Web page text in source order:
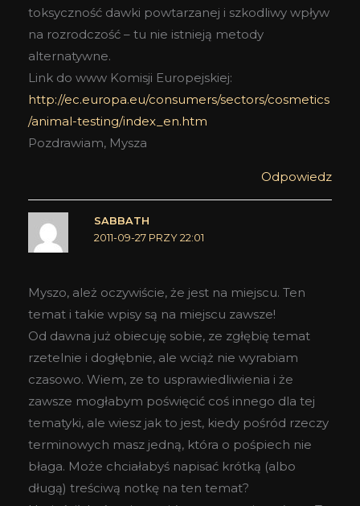
toksyczność dawki powtarzanej i szkodliwy wpływ
na rozrodczość – tu nie istnieją metody
alternatywne.
Link do www Komisji Europejskiej:
http://ec.europa.eu/consumers/sectors/cosmetics
/animal-testing/index_en.htm
Pozdrawiam, Mysza
Odpowiedz
SABBATH
2011-09-27 PRZY 22:01
Myszo, ależ oczywiście, że jest na miejscu. Ten
temat i takie wpisy są na miejscu zawsze!
Od dawna już obiecuję sobie, ze zgłębię temat
rzetelnie i dogłębnie, ale wciąż nie wyrabiam
czasowo. Wiem, ze to usprawiedliwienia i że
zawsze mogłabym poświęcić coś innego dla tej
tematyki, ale wiesz jak to jest, kiedy pośród rzeczy
terminowych masz jedną, która o pośpiech nie
błaga. Może chciałabyś napisać krótką (albo
długą) treściwą notkę na ten temat?